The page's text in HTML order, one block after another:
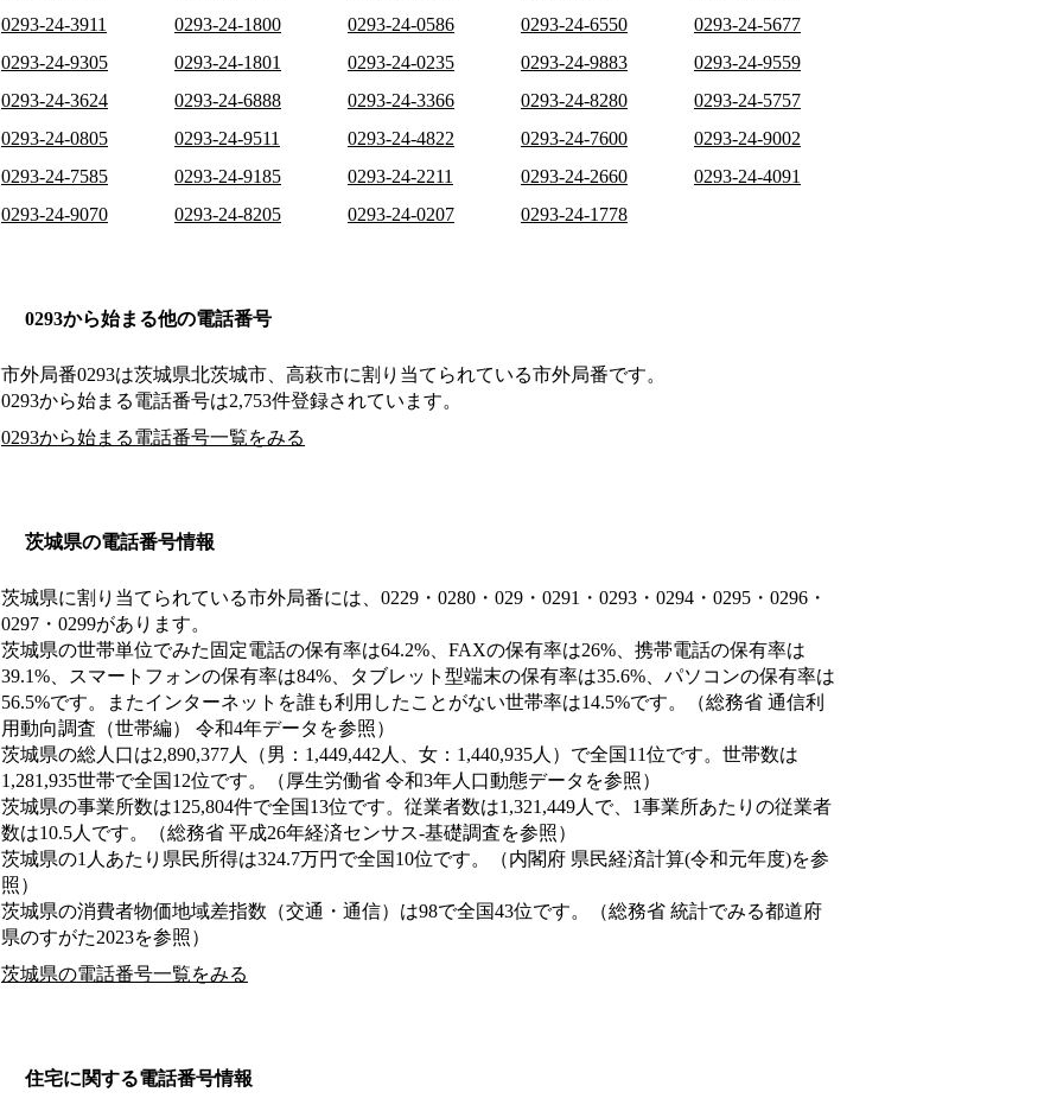
0293-24-3911
0293-24-1800 0293-24-0586 0293-24-6550
0293-24-5677
0293-24-9305
0293-24-1801 0293-24-0235 0293-24-9883
0293-24-9559
0293-24-3624
0293-24-6888 0293-24-3366 0293-24-8280
0293-24-5757
0293-24-0805
0293-24-9511 0293-24-4822 0293-24-7600
0293-24-9002
0293-24-7585
0293-24-9185 0293-24-2211 0293-24-2660
0293-24-4091
0293-24-9070
0293-24-8205 0293-24-0207 0293-24-1778
0293から始まる他の電話番号
市外局番0293は茨城県北茨城市、高萩市に割り当てられている市外局番です。
0293から始まる電話番号は2,753件登録されています。
0293から始まる電話番号一覧をみる
茨城県の電話番号情報
茨城県に割り当てられている市外局番には、0229・0280・029・0291・0293・0294・0295・0296・
0297・0299があります。
茨城県の世帯単位でみた固定電話の保有率は64.2%、FAXの保有率は26%、携帯電話の保有率は
39.1%、スマートフォンの保有率は84%、タブレット型端末の保有率は35.6%、パソコンの保有率は
56.5%です。またインターネットを誰も利用したことがない世帯率は14.5%です。（総務省 通信利
用動向調査（世帯編） 令和4年データを参照）
茨城県の総人口は2,890,377人（男：1,449,442人、女：1,440,935人）で全国11位です。世帯数は
1,281,935世帯で全国12位です。（厚生労働省 令和3年人口動態データを参照）
茨城県の事業所数は125,804件で全国13位です。従業者数は1,321,449人で、1事業所あたりの従業者
数は10.5人です。（総務省 平成26年経済センサス‐基礎調査を参照）
茨城県の1人あたり県民所得は324.7万円で全国10位です。（内閣府 県民経済計算(令和元年度)を参
照）
茨城県の消費者物価地域差指数（交通・通信）は98で全国43位です。（総務省 統計でみる都道府
県のすがた2023を参照）
茨城県の電話番号一覧をみる
住宅に関する電話番号情報